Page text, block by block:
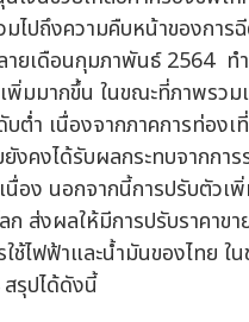
ไปถึงความคืบหน้าของการ
ายเดือนกุมภาพันธ์ 2564 ทำ
พิ่มมากขึ้น ในขณะที่ภาพรวม
บต่ำ เนื่องจากภาคการท่องเ
งคงได้รับผลกระทบจากกา
นื่อง นอกจากนี้การปรับตัวเ
ก ส่งผลให้มีการปรับราคาขา
ช้ไฟฟ้าและน้ำมันของไทย ใ
รุปได้ดังนี้